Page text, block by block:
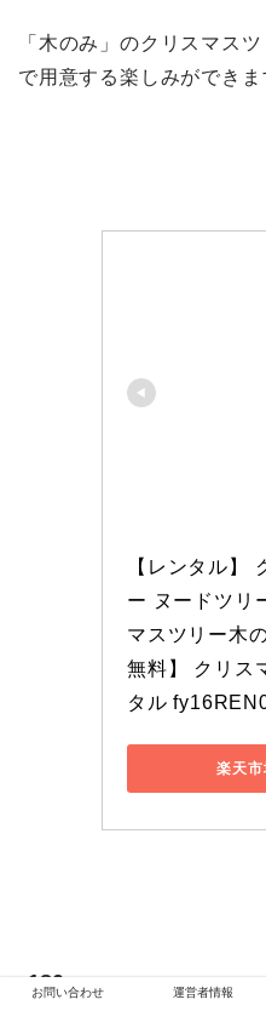
「木のみ」のクリスマス
で用意する楽しみができま
【レンタル】
ー ヌードツリ
マスツリー木
無料】 クリス
タル
楽天市
180cm
お問い合わせ 運営者情報
テレ